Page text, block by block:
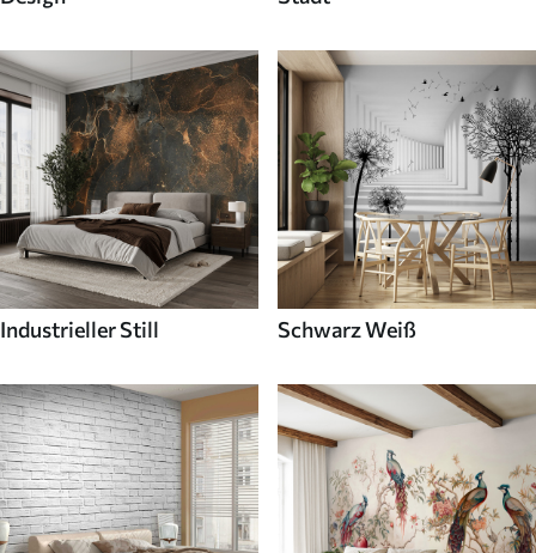
Industrieller Still Schwarz Weiß